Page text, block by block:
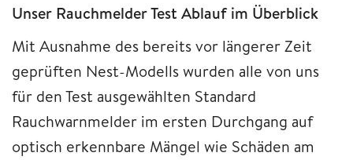
Unser Rauchmelder Test Ablauf im Überblick
Mit Ausnahme des bereits vor längerer Zeit
geprüften Nest-Modells wurden alle von uns
für den Test ausgewählten Standard
Rauchwarnmelder im ersten Durchgang auf
optisch erkennbare Mängel wie Schäden am